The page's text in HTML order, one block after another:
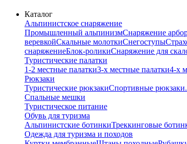
Каталог
Альпинистское снаряжение
Промышленный альпинизмСнаряжение
веревкойСкальные молоткиСнегоступы
снаряжениеБлок-роликиСнаряжение для
Туристические палатки
1-2 местные палатки3-х местные палатки4-х
Рюкзаки
Туристические рюкзакиСпортивные рюкзаки.
Спальные мешки
Туристическое питание
Обувь для туризма
Альпинистские ботинкиТреккинговые
Одежда для туризма и походов